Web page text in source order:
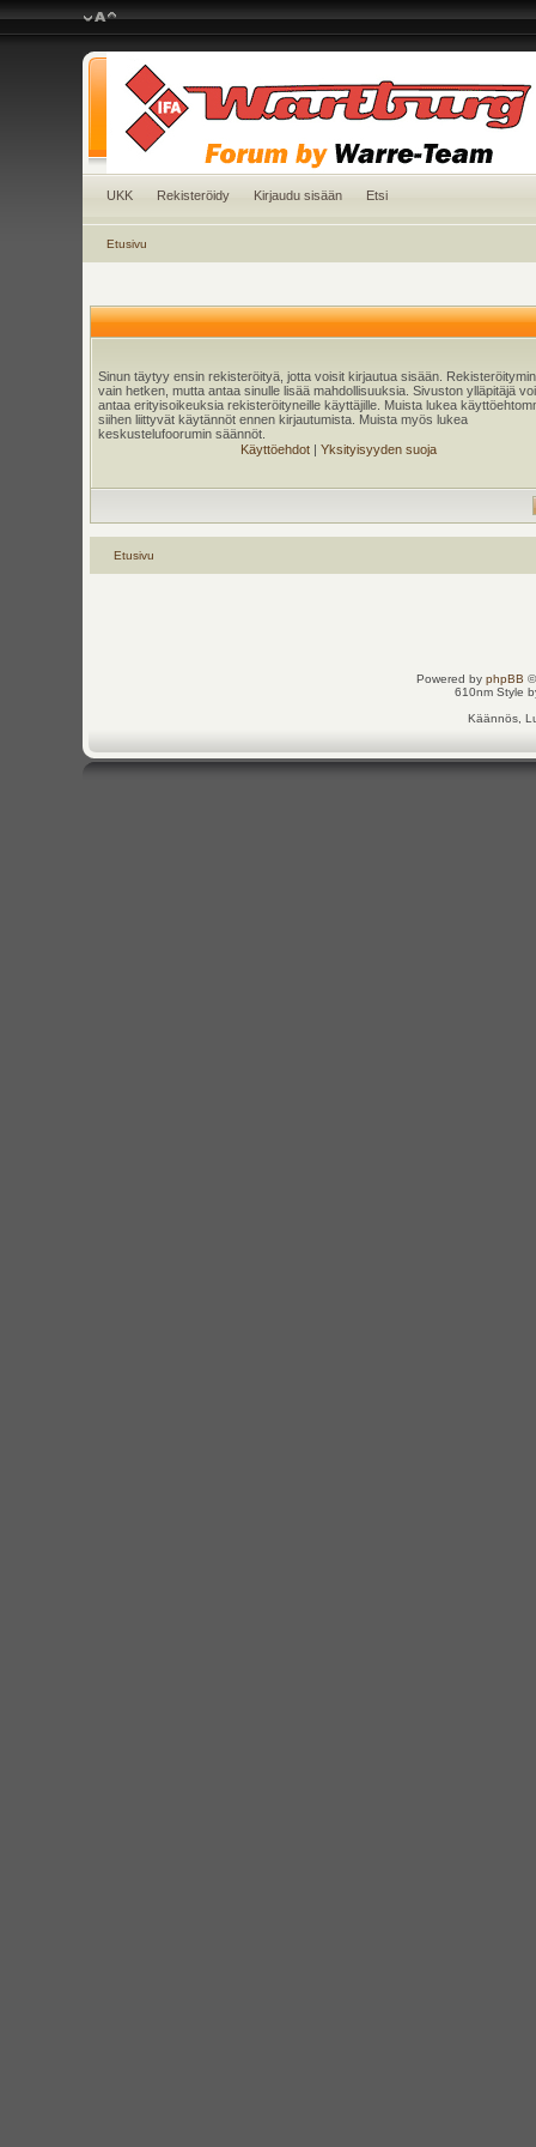
UKK Rekisteröidy Kirjaudu sisään Etsi
Etusivu
Sinun täytyy ensin rekisteröityä, jotta voisit kirjautua sisään.
vain hetken, mutta antaa sinulle lisää mahdollisuuksia. Sivuston ylläpitäjä
antaa erityisoikeuksia rekisteröityneille käyttäjille. Muista lukea
siihen liittyvät käytännöt ennen kirjautumista. Muista myös lukea
keskustelufoorumin säännöt.
Käyttöehdot| Yksityisyyden suoja
Etusivu
Powered by phpBB
610nm Style
Käännös,